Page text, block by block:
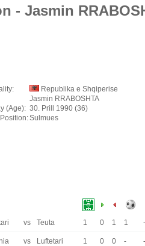
- Jasmin
Republika e Shqiperise
Jasmin RRABOSHTA
(Age): 30. Prill 1990 (36)
Sulmues
vs Teuta 1 0 1 1 -
vs Luftetari 1 0 0 - -